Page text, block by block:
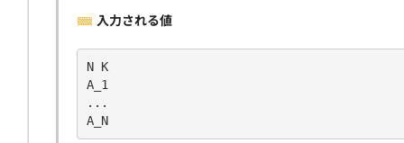
入力される値
N K
A_1
...
A_N